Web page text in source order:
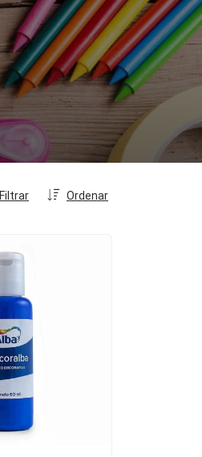
Ordenar
Filtrar